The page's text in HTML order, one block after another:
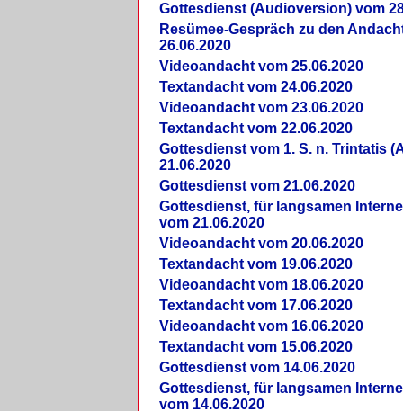
Gottesdienst (Audioversion) vom
Re­sü­mee-Gespräch zu den
26.06.2020
Videoandacht vom 25.06.2020
Textandacht vom 24.06.2020
Videoandacht vom 23.06.2020
Textandacht vom 22.06.2020
Gottesdienst vom 1. S. n. Trintatis
21.06.2020
Gottesdienst vom 21.06.2020
Gottesdienst, für langsamen
vom 21.06.2020
Videoandacht vom 20.06.2020
Textandacht vom 19.06.2020
Videoandacht vom 18.06.2020
Textandacht vom 17.06.2020
Videoandacht vom 16.06.2020
Textandacht vom 15.06.2020
Gottesdienst vom 14.06.2020
Gottesdienst, für langsamen
vom 14.06.2020